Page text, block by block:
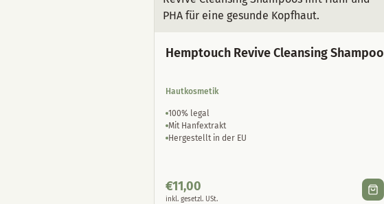
Hemptouch Revive Cleansing Shampoo
Hautkosmetik
100% legal
Mit Hanfextrakt
Hergestellt in der EU
€11,00
inkl. gesetzl. USt.